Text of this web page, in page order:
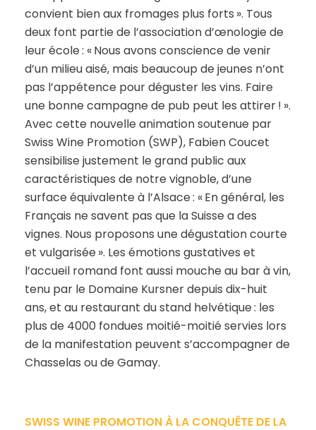
convient bien aux fromages plus forts ». Tous
deux font partie de l’association d’œnologie de
leur école : « Nous avons conscience de venir
d’un milieu aisé, mais beaucoup de jeunes n’ont
pas l’appétence pour déguster les vins. Faire
une bonne campagne de pub peut les attirer ! ».
Avec cette nouvelle animation soutenue par
Swiss Wine Promotion (SWP), Fabien Coucet
sensibilise justement le grand public aux
caractéristiques de notre vignoble, d’une
surface équivalente à l’Alsace : « En général, les
Français ne savent pas que la Suisse a des
vignes. Nous proposons une dégustation courte
et vulgarisée ». Les émotions gustatives et
l’accueil romand font aussi mouche au bar à vin,
tenu par le Domaine Kursner depuis dix-huit
ans, et au restaurant du stand helvétique : les
plus de 4000 fondues moitié-moitié servies lors
de la manifestation peuvent s’accompagner de
Chasselas ou de Gamay.
SWISS WINE PROMOTION À LA CONQUÊTE DE LA